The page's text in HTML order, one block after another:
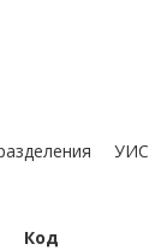
УИС
Код